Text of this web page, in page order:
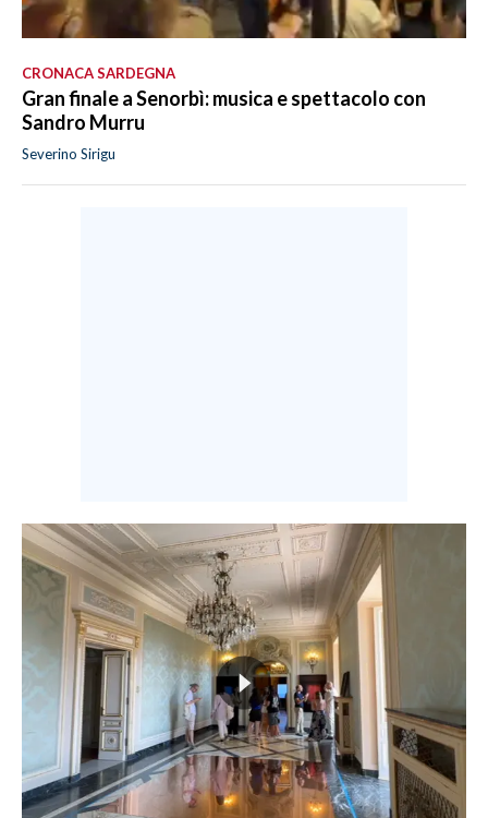
CRONACA SARDEGNA
Gran finale a Senorbì: musica e spettacolo con
Sandro Murru
Severino Sirigu